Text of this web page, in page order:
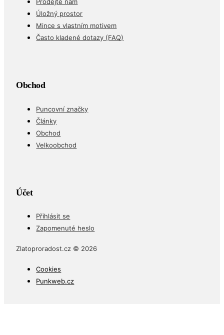
Úložný prostor
Mince s vlastním motivem
Často kladené dotazy (FAQ)
Obchod
Puncovní značky
Články
Obchod
Velkoobchod
Účet
Přihlásit se
Zapomenuté heslo
Zlatoproradost.cz © 2026
Cookies
Punkweb.cz